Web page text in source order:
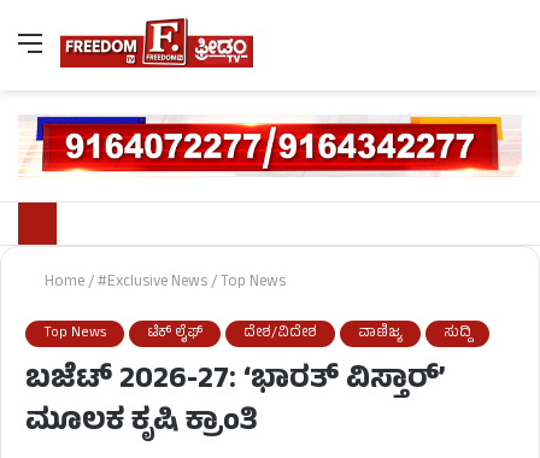
Home/#Exclusive News/Top News
Top News ಟೆಕ್ ಲೈಫ್ ದೇಶ/ವಿದೇಶ ವಾಣಿಜ್ಯ ಸುದ್ದಿ
ಬಜೆಟ್ 2026-27: ‘ಭಾರತ್ ವಿಸ್ತಾರ್’
ಮೂಲಕ ಕೃಷಿ ಕ್ರಾಂತಿ